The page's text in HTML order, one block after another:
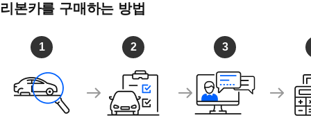
리본카를 구매하는 방법
1 2 3